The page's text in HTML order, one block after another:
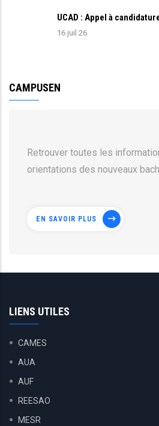
UCAD : Appel à
16 juil 26
CAMPUSEN
Retrouver toutes les
orientations des nouveaux
EN SAVOIR PLUS
LIENS UTILES
CAMES
AUA
AUF
REESAO
MESR